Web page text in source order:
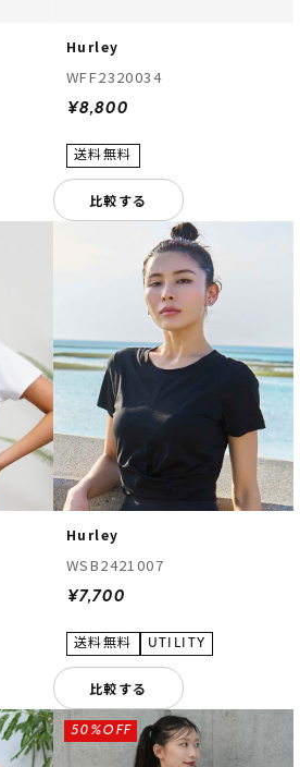
Hurley
WFF2320034
¥8,800
比較する
Hurley
WSB2421007
¥7,700
比較する
50%OFF